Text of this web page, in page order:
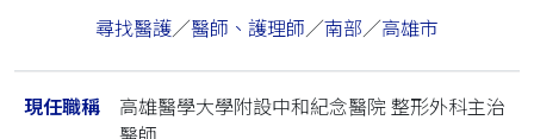
尋找醫護／醫師、護理師／南部／高雄市
現任職稱
高雄醫學大學附設中和紀念醫院 整形外科主治